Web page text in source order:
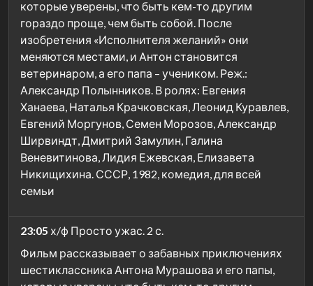
которые уверены, что быть кем-то другим
гораздо проще, чем быть собой. После
изобретения «Исполнителя желаний» они
меняются местами, и Антон становится
ветеринаром, а его папа – учеником. Реж.:
Александр Полынников. В ролях: Евгения
Ханаева, Наталья Крачковская, Леонид Куравлев,
Евгений Моргунов, Семен Морозов, Александр
Ширвиндт, Дмитрий Замулин, Галина
Веневитинова, Лидия Ежевская, Елизавета
Никищихина. СССР, 1982, комедия, для всей
семьи
23:05 х/ф Просто ужас. 2 с.
Фильм рассказывает о забавных приключениях
шестиклассника Антона Мурашова и его папы,